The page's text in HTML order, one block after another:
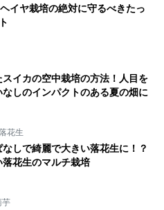
イヤ栽培の絶対に守るべきたっ
イカの空中栽培の方法！人目を
しのインパクトのある夏の畑に
花生
しで綺麗で大きい落花生に！？
落花生のマルチ栽培
芋